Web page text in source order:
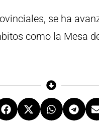
se ha
como la Mesa